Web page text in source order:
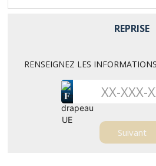
REPRISE
RENSEIGNEZ LES
F